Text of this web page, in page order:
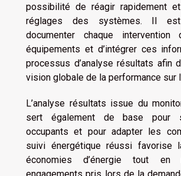
possibilité de réagir rapidement
réglages des systèmes. Il
documenter chaque intervention
équipements et d’intégrer ces
processus d’analyse résultats afin
vision globale de la performance sur
L’analyse résultats issue du
sert également de base pour
occupants et pour adapter les
suivi énergétique réussi favorise
économies d’énergie tout en